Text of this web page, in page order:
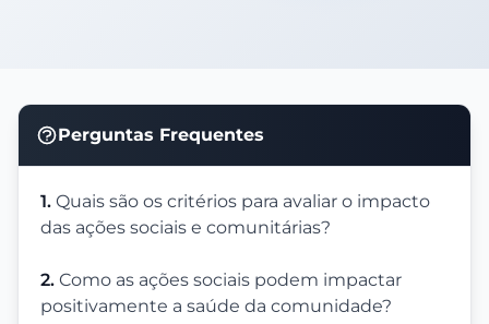
Perguntas Frequentes
1. Quais são os critérios para avaliar o impacto
das ações sociais e comunitárias?
2. Como as ações sociais podem impactar
positivamente a saúde da comunidade?